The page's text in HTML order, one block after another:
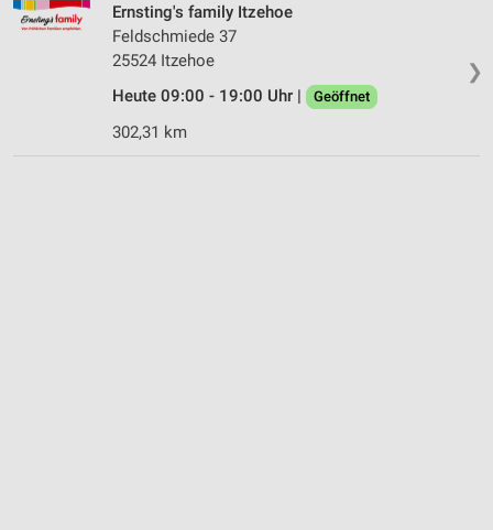
❯
Ernsting's family Itzehoe
Feldschmiede 37
25524 Itzehoe
Heute 09:00 - 19:00 Uhr |
Geöffnet
302,31 km